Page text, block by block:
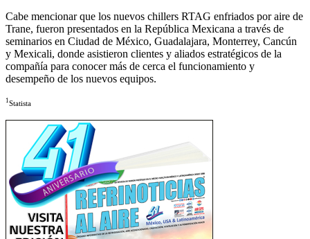
Cabe mencionar que los nuevos chillers RTAG enfriados por aire de
Trane, fueron presentados en la República Mexicana a través de
seminarios en Ciudad de México, Guadalajara, Monterrey, Cancún
y Mexicali, donde asistieron clientes y aliados estratégicos de la
compañía para conocer más de cerca el funcionamiento y
desempeño de los nuevos equipos.
1Statista